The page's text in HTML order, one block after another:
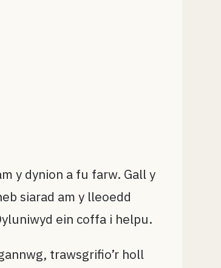
y dynion a fu farw. Gall y
siarad am y lleoedd
ein coffa i helpu.
trawsgrifio’r holl